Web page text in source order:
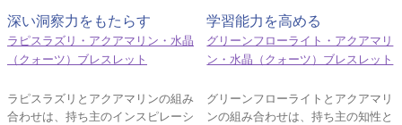
深い洞察力をもたらす
ラピスラズリ・アクアマリン・水晶
（クォーツ）ブレスレット
ラピスラズリとアクアマリンの組み
合わせは、持ち主のインスピレーシ
学習能力を高める
グリーンフローライト・アクアマリ
ン・水晶（クォーツ）ブレスレット
グリーンフローライトとアクアマリ
ンの組み合わせは、持ち主の知性と